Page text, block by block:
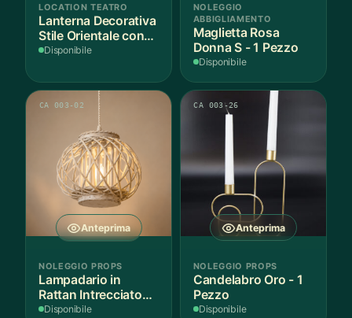
LOCATION TEATRO
Lanterna Decorativa
Stile Orientale con
Vetri Rossi
Disponibile
NOLEGGIO
ABBIGLIAMENTO
Maglietta Rosa
Donna S - 1 Pezzo
Disponibile
Anteprima
CA 003-02
NOLEGGIO PROPS
Lampadario in
Rattan Intrecciato
Bianco
Disponibile
Anteprima
CA 003-26
NOLEGGIO PROPS
Candelabro Oro - 1
Pezzo
Disponibile